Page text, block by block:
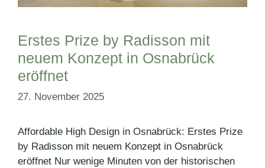
Erstes Prize by Radisson mit
neuem Konzept in Osnabrück
eröffnet
27. November 2025
Affordable High Design in Osnabrück: Erstes Prize
by Radisson mit neuem Konzept in Osnabrück
eröffnet Nur wenige Minuten von der historischen